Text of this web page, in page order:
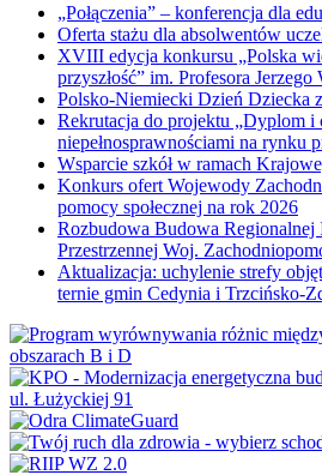
„Połączenia” – konferencja dla
Oferta stażu dla absolwentów
XVIII edycja konkursu „Polska
przyszłość” im. Profesora Jerzego
Polsko-Niemiecki Dzień Dziecka
Rekrutacja do projektu „Dyplom i
niepełnosprawnościami na rynku
Wsparcie szkół w ramach
Konkurs ofert Wojewody
pomocy społecznej na rok 2026
Rozbudowa Budowa
Przestrzennej Woj.
Aktualizacja: uchylenie strefy
ternie gmin Cedynia i Trzcińsko-